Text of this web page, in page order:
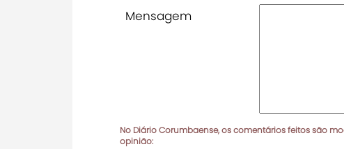
Mensagem
No Diário Corumbaense, os comentários feitos são
opinião: